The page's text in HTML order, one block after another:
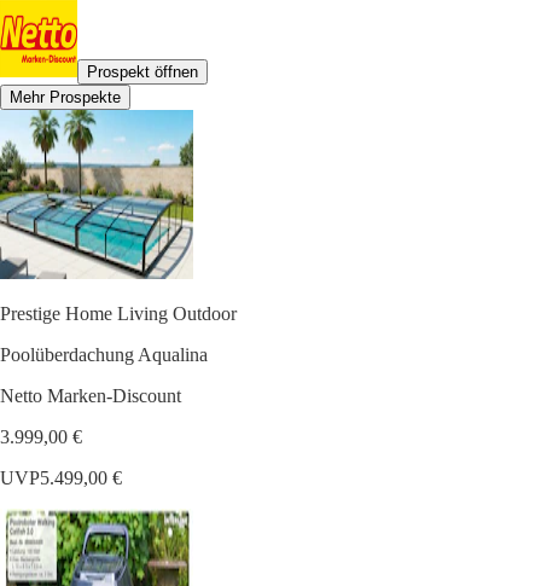
Prospekt öffnen
Mehr Prospekte
Prestige Home Living Outdoor
Poolüberdachung Aqualina
Netto Marken-Discount
3.999,00 €
UVP5.499,00 €